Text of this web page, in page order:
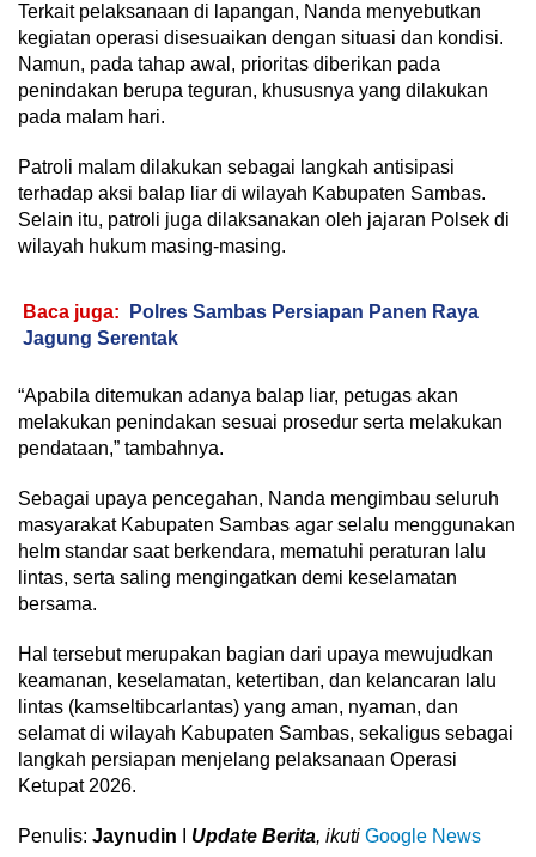
Terkait pelaksanaan di lapangan, Nanda menyebutkan
kegiatan operasi disesuaikan dengan situasi dan kondisi.
Namun, pada tahap awal, prioritas diberikan pada
penindakan berupa teguran, khususnya yang dilakukan
pada malam hari.
Patroli malam dilakukan sebagai langkah antisipasi
terhadap aksi balap liar di wilayah Kabupaten Sambas.
Selain itu, patroli juga dilaksanakan oleh jajaran Polsek di
wilayah hukum masing-masing.
Baca juga:
Polres Sambas Persiapan Panen Raya
Jagung Serentak
“Apabila ditemukan adanya balap liar, petugas akan
melakukan penindakan sesuai prosedur serta melakukan
pendataan,” tambahnya.
Sebagai upaya pencegahan, Nanda mengimbau seluruh
masyarakat Kabupaten Sambas agar selalu menggunakan
helm standar saat berkendara, mematuhi peraturan lalu
lintas, serta saling mengingatkan demi keselamatan
bersama.
Hal tersebut merupakan bagian dari upaya mewujudkan
keamanan, keselamatan, ketertiban, dan kelancaran lalu
lintas (kamseltibcarlantas) yang aman, nyaman, dan
selamat di wilayah Kabupaten Sambas, sekaligus sebagai
langkah persiapan menjelang pelaksanaan Operasi
Ketupat 2026.
Penulis: Jaynudin Update Berita, ikuti Google News